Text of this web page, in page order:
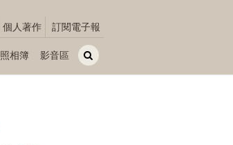
個人著作 訂閱電子報
照相簿 影音區